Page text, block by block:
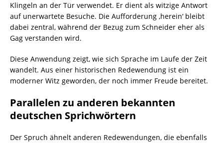
Klingeln an der Tür verwendet. Er dient als witzige Antwort
auf unerwartete Besuche. Die Aufforderung ‚herein‘ bleibt
dabei zentral, während der Bezug zum Schneider eher als
Gag verstanden wird.
Diese Anwendung zeigt, wie sich Sprache im Laufe der Zeit
wandelt. Aus einer historischen Redewendung ist ein
moderner Witz geworden, der noch immer Freude bereitet.
Parallelen zu anderen bekannten
deutschen Sprichwörtern
Der Spruch ähnelt anderen Redewendungen, die ebenfalls